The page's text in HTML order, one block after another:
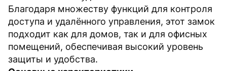
Благодаря множеству функций для контроля
доступа и удалённого управления, этот замок
подходит как для домов, так и для офисных
помещений, обеспечивая высокий уровень
защиты и удобства.